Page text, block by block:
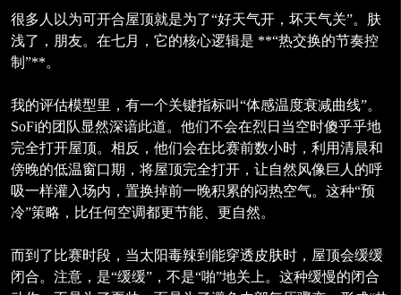
很多人以为可开合屋顶就是为了“好天气开，坏天气关”。肤
浅了，朋友。在七月，它的核心逻辑是 **“热交换的节奏控
制”**。
我的评估模型里，有一个关键指标叫“体感温度衰减曲线”。
SoFi的团队显然深谙此道。他们不会在烈日当空时傻乎乎地
完全打开屋顶。相反，他们会在比赛前数小时，利用清晨和
傍晚的低温窗口期，将屋顶完全打开，让自然风像巨人的呼
吸一样灌入场内，置换掉前一晚积累的闷热空气。这种“预
冷”策略，比任何空调都更节能、更自然。
而到了比赛时段，当太阳毒辣到能穿透皮肤时，屋顶会缓缓
闭合。注意，是“缓缓”，不是“啪”地关上。这种缓慢的闭合